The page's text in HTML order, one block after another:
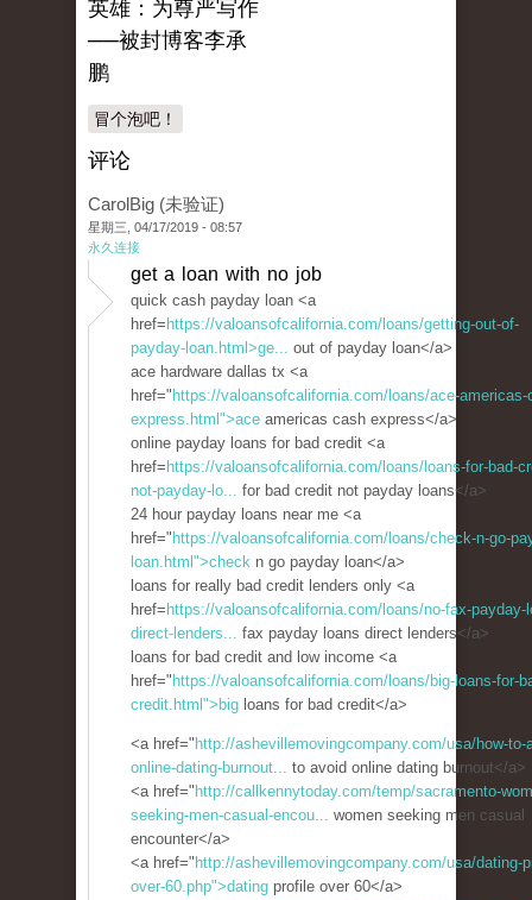
英雄：为尊严写作
──被封博客李承
鹏
冒个泡吧！
评论
CarolBig (未验证)
星期三, 04/17/2019 - 08:57
永久连接
get a loan with no job
quick cash payday loan <a
href= https://valoansofcalifornia.com/loans/getting-out-of-
payday-loan.html>ge... out of payday loan</a>
ace hardware dallas tx <a
href=" https://valoansofcalifornia.com/loans/ace-americas-
express.html">ace americas cash express</a>
online payday loans for bad credit <a
href= https://valoansofcalifornia.com/loans/loans-for-bad-
not-payday-lo... for bad credit not payday loans</a>
24 hour payday loans near me <a
href=" https://valoansofcalifornia.com/loans/check-n-go-
loan.html">check n go payday loan</a>
loans for really bad credit lenders only <a
href= https://valoansofcalifornia.com/loans/no-fax-payday-
direct-lenders... fax payday loans direct lenders</a>
loans for bad credit and low income <a
href=" https://valoansofcalifornia.com/loans/big-loans-for-
credit.html">big loans for bad credit</a>
<a href=" http://ashevillemovingcompany.com/usa/how-to-
online-dating-burnout... to avoid online dating burnout</a>
<a href=" http://callkennytoday.com/temp/sacramento-
seeking-men-casual-encou... women seeking men casual
encounter</a>
<a href=" http://ashevillemovingcompany.com/usa/dating-
over-60.php">dating profile over 60</a>